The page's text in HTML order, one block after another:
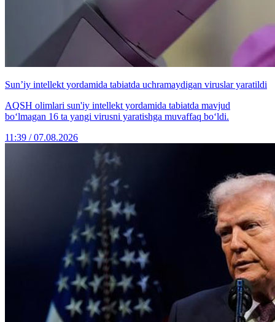
Sun’iy intellekt yordamida tabiatda uchramaydigan viruslar yaratildi
AQSH olimlari sun'iy intellekt yordamida tabiatda mavjud
bo‘lmagan 16 ta yangi virusni yaratishga muvaffaq bo‘ldi.
11:39 / 07.08.2026